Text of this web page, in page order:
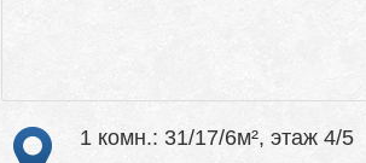
1 комн.: 31/17/6м², этаж 4/5